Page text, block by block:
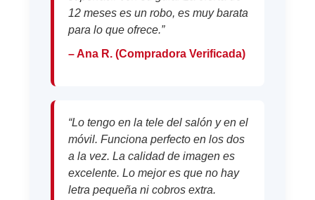
12 meses es un robo, es muy barata
para lo que ofrece.”
– Ana R. (Compradora Verificada)
“Lo tengo en la tele del salón y en el
móvil. Funciona perfecto en los dos
a la vez. La calidad de imagen es
excelente. Lo mejor es que no hay
letra pequeña ni cobros extra.